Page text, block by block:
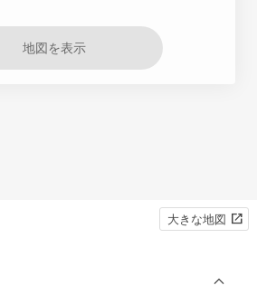
地図を表示
大きな地図